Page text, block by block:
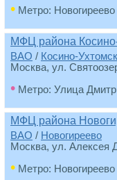
• Метро: Новогиреево
МФЦ района
ВАО / Косино-
Москва, ул.
• Метро: Улица
МФЦ района
ВАО / Новогиреево
Москва, ул. Алексея
• Метро: Новогиреево